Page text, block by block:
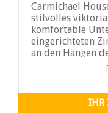
Carmichael
stilvolles
komfortable
eingerichteten
an den Hängen
Gehminuten
(UCT) entfernt.
IHR